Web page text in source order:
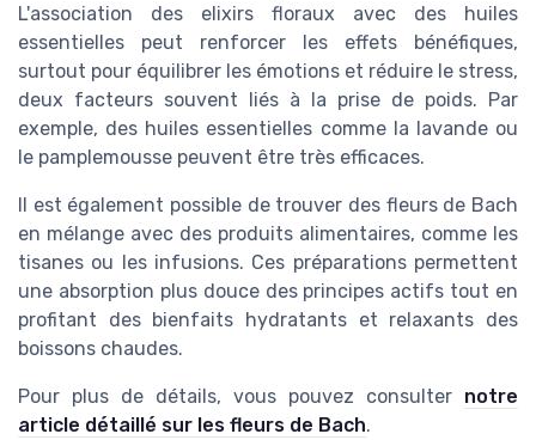
L'association des elixirs floraux avec des huiles
essentielles peut renforcer les effets bénéfiques,
surtout pour équilibrer les émotions et réduire le stress,
deux facteurs souvent liés à la prise de poids. Par
exemple, des huiles essentielles comme la lavande ou
le pamplemousse peuvent être très efficaces.
Il est également possible de trouver des fleurs de Bach
en mélange avec des produits alimentaires, comme les
tisanes ou les infusions. Ces préparations permettent
une absorption plus douce des principes actifs tout en
profitant des bienfaits hydratants et relaxants des
boissons chaudes.
Pour plus de détails, vous pouvez consulter notre
article détaillé sur les fleurs de Bach.